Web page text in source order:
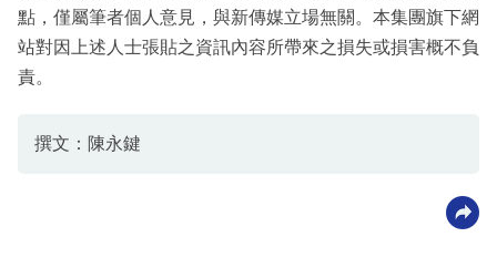
點，僅屬筆者個人意見，與新傳媒立場無關。本集團旗下網
站對因上述人士張貼之資訊內容所帶來之損失或損害概不負
責。
撰文：陳永鍵